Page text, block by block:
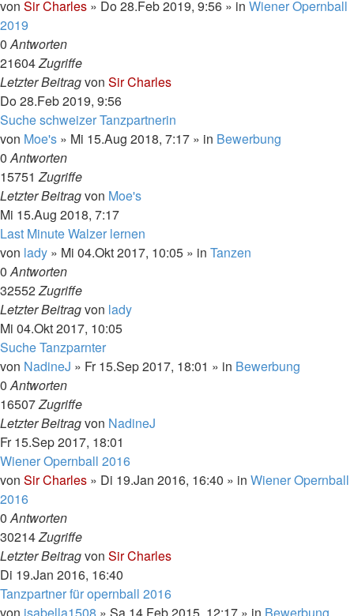
von Sir Charles » Do 28.Feb 2019, 9:56 » in Wiener Opernball
2019
0Antworten
21604Zugriffe
Letzter Beitragvon Sir Charles
Do 28.Feb 2019, 9:56
Suche schweizer Tanzpartnerin
von Moe's » Mi 15.Aug 2018, 7:17 » in Bewerbung
0Antworten
15751Zugriffe
Letzter Beitragvon Moe's
Mi 15.Aug 2018, 7:17
Last Minute Walzer lernen
von lady » Mi 04.Okt 2017, 10:05 » in Tanzen
0Antworten
32552Zugriffe
Letzter Beitragvon lady
Mi 04.Okt 2017, 10:05
Suche Tanzparnter
von NadineJ » Fr 15.Sep 2017, 18:01 » in Bewerbung
0Antworten
16507Zugriffe
Letzter Beitragvon NadineJ
Fr 15.Sep 2017, 18:01
Wiener Opernball 2016
von Sir Charles » Di 19.Jan 2016, 16:40 » in Wiener Opernball
2016
0Antworten
30214Zugriffe
Letzter Beitragvon Sir Charles
Di 19.Jan 2016, 16:40
Tanzpartner für opernball 2016